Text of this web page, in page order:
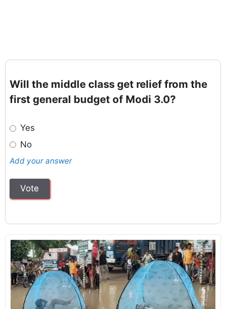
Will the middle class get relief from the
first general budget of Modi 3.0?
Yes
No
Add your answer